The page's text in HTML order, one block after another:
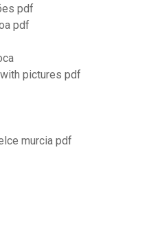
pdf
pdf
pictures pdf
murcia pdf